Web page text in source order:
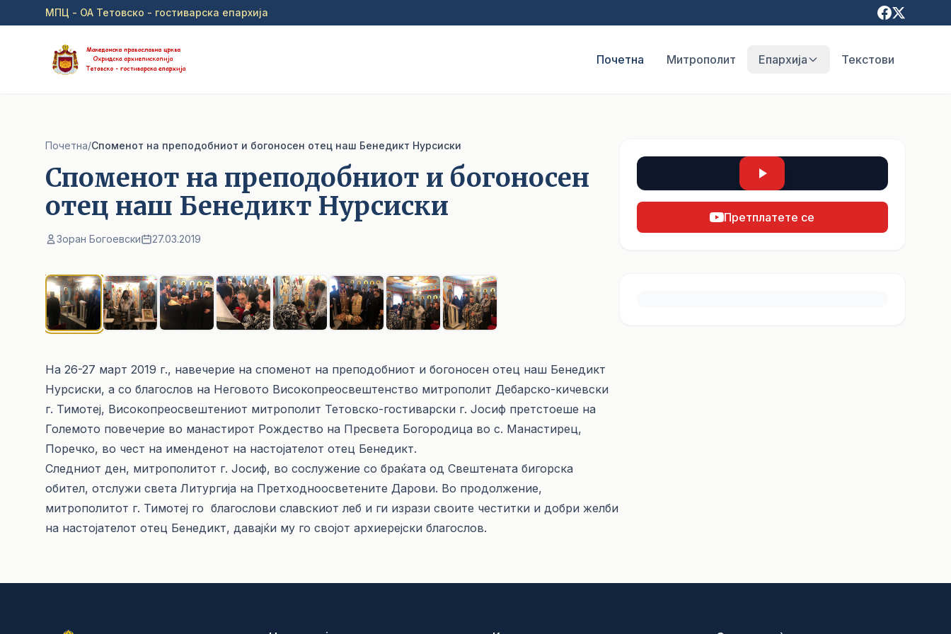
Прејди на главна содржина
МПЦ - ОА Тетовско - гостиварска епархија
Почетна Митрополит Епархија Текстови
Почетна/Споменот на преподобниот и богоносен отец наш Бенедикт Нурсиски
Споменот на преподобниот и богоносен
отец наш Бенедикт Нурсиски
Зоран Богоевски 27.03.2019
На 26-27 март 2019 г., навечерие на споменот на преподобниот и богоносен отец наш Бенедикт
Нурсиски, а со благослов на Неговото Високопреосвештенство митрополит Дебарско-кичевски
г. Тимотеј, Високопреосвештениот митрополит Тетовско-гостиварски г. Јосиф претстоеше на
Големото повечерие во манастирот Рождество на Пресвета Богородица во с. Манастирец,
Поречко, во чест на именденот на настојателот отец Бенедикт.
Следниот ден, митрополитот г. Јосиф, во сослужение со браќата од Свештената бигорска
обител, отслужи света Литургија на Претходноосветените Дарови. Во продолжение,
митрополитот г. Тимотеј го благослови славскиот леб и ги изрази своите честитки и добри желби
на настојателот отец Бенедикт, давајќи му го својот архиерејски благослов.
Претплатете се